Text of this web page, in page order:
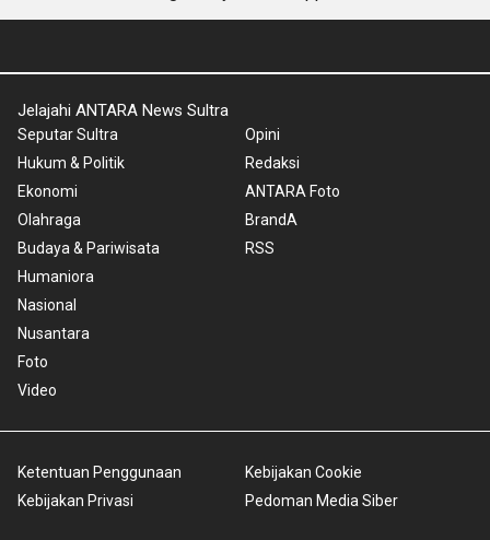
Jelajahi ANTARA News Sultra
Seputar Sultra
Hukum & Politik
Ekonomi
Olahraga
Budaya & Pariwisata
Humaniora
Nasional
Nusantara
Foto
Video
Opini
Redaksi
ANTARA Foto
BrandA
RSS
Ketentuan Penggunaan
Kebijakan Privasi
Kebijakan Cookie
Pedoman Media Siber